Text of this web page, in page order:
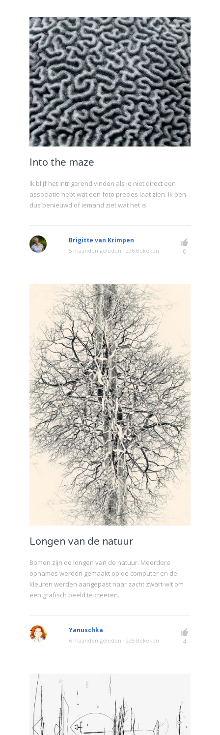
Into the maze
Ik blijf het intrigerend vinden als je niet direct een
associatie hebt wat een foto precies laat zien. Ik ben
dus benieuwd of iemand ziet wat het is.
Brigitte van Krimpen
5 maanden geleden 206 Bekeken 0
Longen van de natuur
Bomen zijn de longen van de natuur. Meerdere
opnames werden gemaakt op de computer en de
kleuren werden aangepast naar zacht zwart-wit om
een ​​grafisch beeld te creëren.
Yanuschka
6 maanden geleden 225 Bekeken 4